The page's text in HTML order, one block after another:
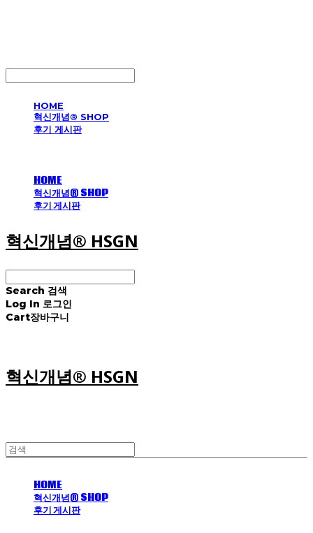
HOME
혁신개념® SHOP
후기 게시판
HOME
혁신개념® SHOP
후기 게시판
혁신개념® HSGN
Search 검색
Log In 로그인
Cart장바구니
혁신개념® HSGN
HOME
혁신개념® SHOP
후기 게시판